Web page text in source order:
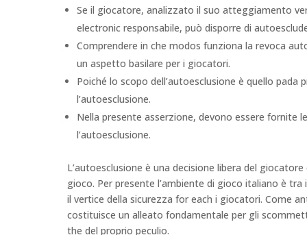
Se il giocatore, analizzato il suo atteggiamento
electronic responsabile, può disporre di
Comprendere in che modos funziona la revoca
un aspetto basilare per i giocatori.
Poiché lo scopo dell’autoesclusione è quello
l’autoesclusione.
Nella presente asserzione, devono essere fornite
l’autoesclusione.
L’autoesclusione è una decisione libera del
gioco. Per presente l’ambiente di gioco italiano è
il vertice della sicurezza for each i giocatori. Come
costituisce un alleato fondamentale per gli
the del proprio peculio.